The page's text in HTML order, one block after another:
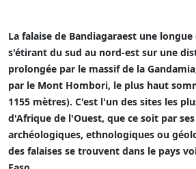
La falaise de Bandiagaraest une longue
s'étirant du sud au nord-est sur une
prolongée par le massif de la
par le Mont Hombori, le plus haut
1155 mètres). C'est l'un des sites les
d'Afrique de l'Ouest, que ce soit par
archéologiques, ethnologiques ou
des falaises se trouvent dans le pays